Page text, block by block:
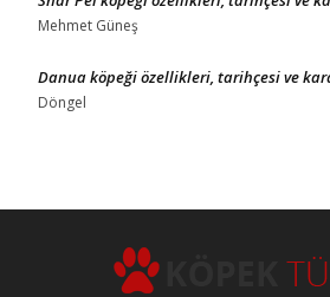
Mehmet Güneş
Danua köpeği özellikleri, tarihçesi ve
Döngel